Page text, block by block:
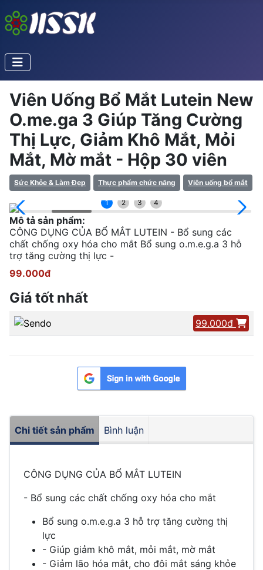
Viên Uống Bổ Mắt Lutein New
O.me.ga 3 Giúp Tăng Cường
Thị Lực, Giảm Khô Mắt, Mỏi
Mắt, Mờ mắt - Hộp 30 viên
Sức Khỏe & Làm Đẹp Thực phẩm chức năng Viên uống bổ mắt
1 2 3 4
Mô tả sản phẩm:
CÔNG DỤNG CỦA BỔ MẮT LUTEIN - Bổ sung các
chất chống oxy hóa cho mắt Bổ sung o.m.e.g.a 3 hỗ
trợ tăng cường thị lực -
99.000đ
Giá tốt nhất
99.000đ
Chi tiết sản phẩm Bình luận
CÔNG DỤNG CỦA BỔ MẮT LUTEIN
- Bổ sung các chất chống oxy hóa cho mắt
Bổ sung o.m.e.g.a 3 hỗ trợ tăng cường thị
lực
- Giúp giảm khô mắt, mỏi mắt, mờ mắt
- Giảm lão hóa mắt, cho đôi mắt sáng khỏe